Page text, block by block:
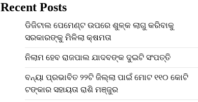
Recent Posts
ଡିଜିଟାଲ ପେମେଣ୍ଟ ଉପରେ ଶୁଳ୍କ ଲାଗୁ କରିବାକୁ
ସରକାରଙ୍କୁ ମିଳିଲା କ୍ଷମତା
ନିଲାମ ହେବ ରାଜପାଲ ଯାଦବଙ୍କ ଦୁଇଟି ସଂପତ୍ତି
ବନ୍ୟା ପ୍ରଭାବିତ ୨୨ଟି ଜିଲ୍ଲା ପାଇଁ ମୋଟ ୧୧୦ କୋଟି
ଟଙ୍କାର ସହାୟତା ରାଶି ମଞ୍ଜୁର